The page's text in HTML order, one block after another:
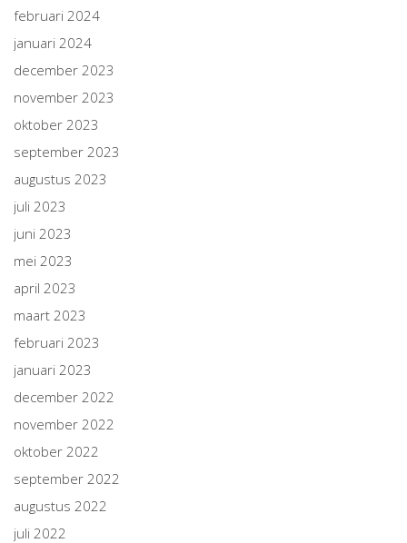
februari 2024
januari 2024
december 2023
november 2023
oktober 2023
september 2023
augustus 2023
juli 2023
juni 2023
mei 2023
april 2023
maart 2023
februari 2023
januari 2023
december 2022
november 2022
oktober 2022
september 2022
augustus 2022
juli 2022